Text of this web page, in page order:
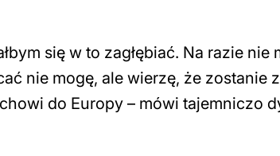
się w to zagłębiać. Na razie nie
nie mogę, ale wierzę, że zostanie
do Europy – mówi tajemniczo